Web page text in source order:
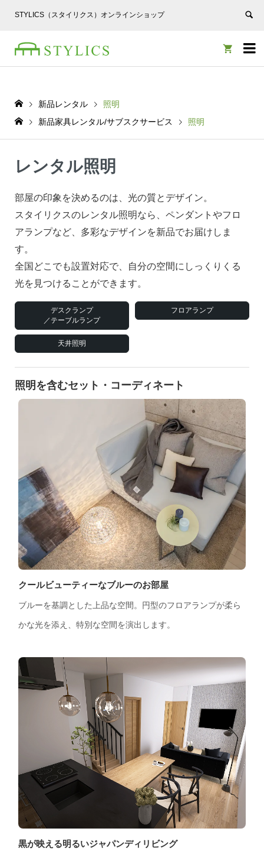
STYLICS（スタイリクス）オンラインショップ


新品レンタル
照明
新品家具レンタル/サブスクサービス
照明
レンタル照明
部屋の印象を決めるのは、光の質とデザイン。
スタイリクスのレンタル照明なら、ペンダントやフロ
アランプなど、多彩なデザインを新品でお届けしま
す。
全国どこでも設置対応で、自分の空間にしっくりくる
光を見つけることができます。
デスクランプ
／テーブルランプ
フロアランプ
天井照明
照明を含むセット・コーディネート
クールビューティーなブルーのお部屋
ブルーを基調とした上品な空間。円型のフロアランプが柔ら
かな光を添え、特別な空間を演出します。
黒が映える明るいジャパンディリビング